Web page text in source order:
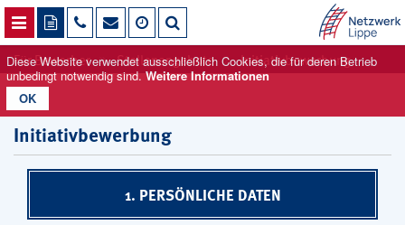
OK
Diese Website verwendet ausschließlich Cookies, die für deren Betrieb
unbedingt notwendig sind.Weitere Informationen
NAVIGATION ÖFFNEN
Für Bewerber Stellenangebote Initiativbewerbung
Initiativbewerbung
1. PERSÖNLICHE DATEN